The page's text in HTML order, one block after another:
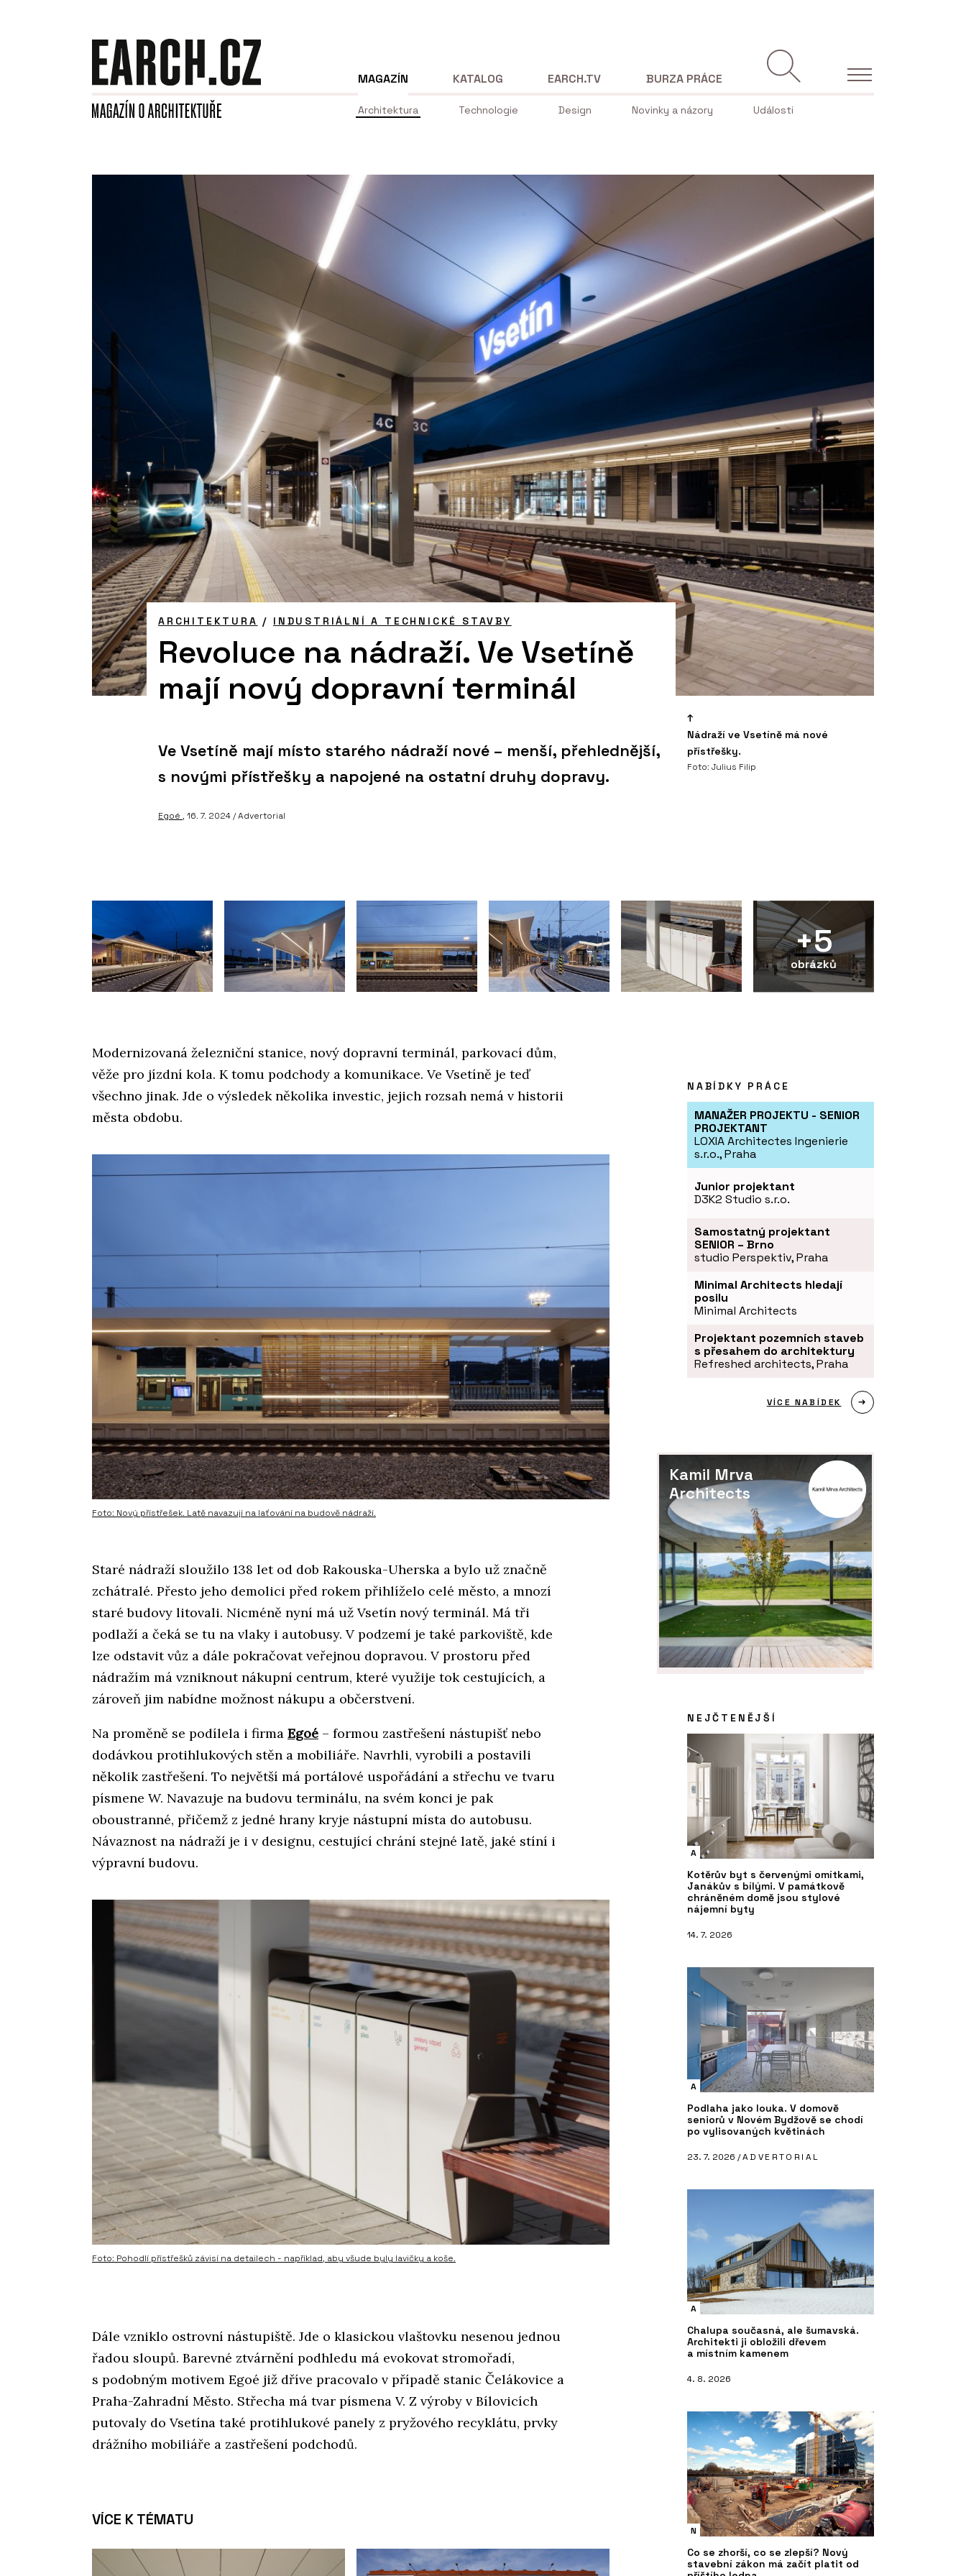
MAGAZÍN
Architektura Technologie Design Novinky a názory Události
KATALOG EARCH.TV BURZA PRÁCE
Nádraží ve Vsetíně má nové
přístřešky.
Foto: Julius Filip
ARCHITEKTURA / INDUSTRIÁLNÍ A TECHNICKÉ STAVBY
Revoluce na nádraží. Ve Vsetíně
mají nový dopravní terminál
Ve Vsetíně mají místo starého nádraží nové – menší, přehlednější,
s novými přístřešky a napojené na ostatní druhy dopravy.
Egoé , 16. 7. 2024 / Advertorial
+5
obrázků
Modernizovaná železniční stanice, nový dopravní terminál, parkovací dům,
věže pro jízdní kola. K tomu podchody a komunikace. Ve Vsetíně je teď
všechno jinak. Jde o výsledek několika investic, jejich rozsah nemá v historii
města obdobu.
Foto: Nový přístřešek. Latě navazují na laťování na budově nádraží.
Staré nádraží sloužilo 138 let od dob Rakouska-Uherska a bylo už značně
zchátralé. Přesto jeho demolici před rokem přihlíželo celé město, a mnozí
staré budovy litovali. Nicméně nyní má už Vsetín nový terminál. Má tři
podlaží a čeká se tu na vlaky i autobusy. V podzemí je také parkoviště, kde
lze odstavit vůz a dále pokračovat veřejnou dopravou. V prostoru před
nádražím má vzniknout nákupní centrum, které využije tok cestujících, a
zároveň jim nabídne možnost nákupu a občerstvení.
Na proměně se podílela i firma Egoé – formou zastřešení nástupišť nebo
dodávkou protihlukových stěn a mobiliáře. Navrhli, vyrobili a postavili
několik zastřešení. To největší má portálové uspořádání a střechu ve tvaru
písmene W. Navazuje na budovu terminálu, na svém konci je pak
oboustranné, přičemž z jedné hrany kryje nástupní místa do autobusu.
Návaznost na nádraží je i v designu, cestující chrání stejné latě, jaké stíní i
výpravní budovu.
Foto: Pohodlí přístřešků závisí na detailech - například, aby všude byly lavičky a koše.
Dále vzniklo ostrovní nástupiště. Jde o klasickou vlaštovku nesenou jednou
řadou sloupů. Barevné ztvárnění podhledu má evokovat stromořadí,
s podobným motivem Egoé již dříve pracovalo v případě stanic Čelákovice a
Praha-Zahradní Město. Střecha má tvar písmena V. Z výroby v Bílovicích
putovaly do Vsetína také protihlukové panely z pryžového recyklátu, prvky
drážního mobiliáře a zastřešení podchodů.
VÍCE K TÉMATU
NABÍDKY PRÁCE
MANAŽER PROJEKTU - SENIOR
PROJEKTANT
LOXIA Architectes Ingenierie
s.r.o., Praha
Junior projektant
D3K2 Studio s.r.o.
Samostatný projektant
SENIOR – Brno
studio Perspektiv, Praha
Minimal Architects hledají
posilu
Minimal Architects
Projektant pozemních staveb
s přesahem do architektury
Refreshed architects, Praha
VÍCE NABÍDEK
Kamil Mrva
Architects
NEJČTENĚJŠÍ
A
Kotěrův byt s červenými omítkami,
Janákův s bílými. V památkově
chráněném domě jsou stylové
nájemní byty
14. 7. 2026
A
Podlaha jako louka. V domově
seniorů v Novém Bydžově se chodí
po vylisovaných květinách
23. 7. 2026 /ADVERTORIAL
A
Chalupa současná, ale šumavská.
Architekti ji obložili dřevem
a místním kamenem
4. 8. 2026
N
Co se zhorší, co se zlepší? Nový
stavební zákon má začít platit od